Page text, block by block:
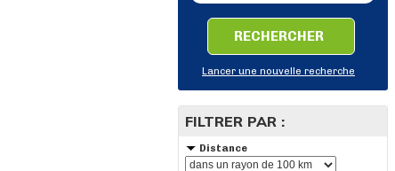
RECHERCHER
Lancer une nouvelle recherche
FILTRER PAR :
Distance